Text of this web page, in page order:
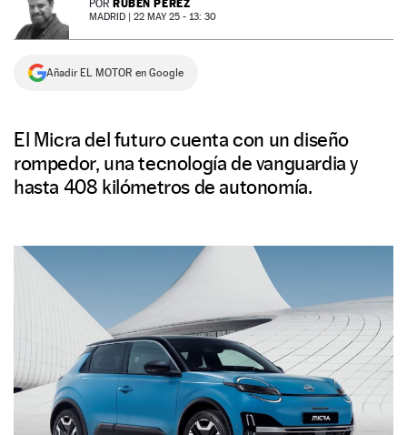
NEWSLETTER
SÍGUENOS
POR RUBÉN PÉREZ
MADRID | 22 MAY 25 - 13: 30
Añadir EL MOTOR en Google
El Micra del futuro cuenta con un diseño
rompedor, una tecnología de vanguardia y
hasta 408 kilómetros de autonomía.